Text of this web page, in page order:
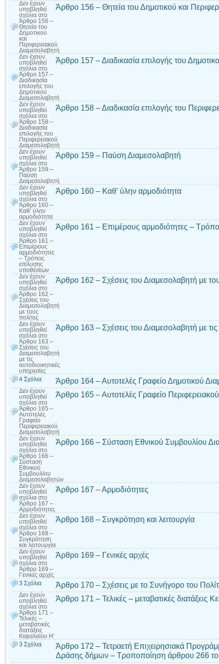
Δεν έχουν
υποβληθεί
σχόλια στο
Άρθρο 156 –
Θητεία του
Δημοτικού
και
Περιφερειακού
Διαμεσολαβητή
Άρθρο 156 – Θητεία του Δημοτικού και
Δεν έχουν
υποβληθεί
σχόλια στο
Άρθρο 157 –
Διαδικασία
επιλογής του
Δημοτικού
Διαμεσολαβητή
Άρθρο 157 – Διαδικασία επιλογής του
Δεν έχουν
υποβληθεί
σχόλια στο
Άρθρο 158 –
Διαδικασία
επιλογής του
Περιφερειακού
Διαμεσολαβητή
Άρθρο 158 – Διαδικασία επιλογής του
Δεν έχουν
υποβληθεί
σχόλια στο
Άρθρο 159 –
Παύση
Διαμεσολαβητή
Άρθρο 159 – Παύση Διαμεσολαβητή
Δεν έχουν
υποβληθεί
σχόλια στο
Άρθρο 160 –
Καθ’ ύλην
αρμοδιότητα
Άρθρο 160 – Καθ’ ύλην αρμοδιότητα
Δεν έχουν
υποβληθεί
σχόλια στο
Άρθρο 161 –
Επιμέρους
αρμοδιότητες
– Τρόπος
επίλυσης
υποθέσεων
Άρθρο 161 – Επιμέρους αρμοδιότητες –
Δεν έχουν
υποβληθεί
σχόλια στο
Άρθρο 162 –
Σχέσεις του
Διαμεσολαβητή
με τους
πολίτες
Άρθρο 162 – Σχέσεις του Διαμεσολαβητή με
Δεν έχουν
υποβληθεί
σχόλια στο
Άρθρο 163 –
Σχέσεις του
Διαμεσολαβητή
με τις
αυτοδιοικητικές
υπηρεσίες
Άρθρο 163 – Σχέσεις του Διαμεσολαβητή με τις
4 Σχόλια Άρθρο 164 – Αυτοτελές Γραφείο Δημοτικού
Δεν έχουν
υποβληθεί
σχόλια στο
Άρθρο 165 –
Αυτοτελές
Γραφείο
Περιφερειακού
Διαμεσολαβητή
Άρθρο 165 – Αυτοτελές Γραφείο
Δεν έχουν
υποβληθεί
σχόλια στο
Άρθρο 166 –
Σύσταση
Εθνικού
Συμβουλίου
Διαμεσολαβητών
Άρθρο 166 – Σύσταση Εθνικού Συμβουλίου
Δεν έχουν
υποβληθεί
σχόλια στο
Άρθρο 167 –
Αρμοδιότητες
Άρθρο 167 – Αρμοδιότητες
Δεν έχουν
υποβληθεί
σχόλια στο
Άρθρο 168 –
Συγκρότηση
και λειτουργία
Άρθρο 168 – Συγκρότηση και λειτουργία
Δεν έχουν
υποβληθεί
σχόλια στο
Άρθρο 169 –
Γενικές αρχές
Άρθρο 169 – Γενικές αρχές
3 Σχόλια Άρθρο 170 – Σχέσεις με το Συνήγορο του
Δεν έχουν
υποβληθεί
σχόλια στο
Άρθρο 171 –
Τελικές –
μεταβατικές
διατάξεις
Κεφαλαίου Η’
Άρθρο 171 – Τελικές – μεταβατικές διατάξεις
3 Σχόλια
Άρθρο 172 – Τετραετή Επιχειρησιακά
Δράσης δήμων – Τροποποίηση άρθρου 266